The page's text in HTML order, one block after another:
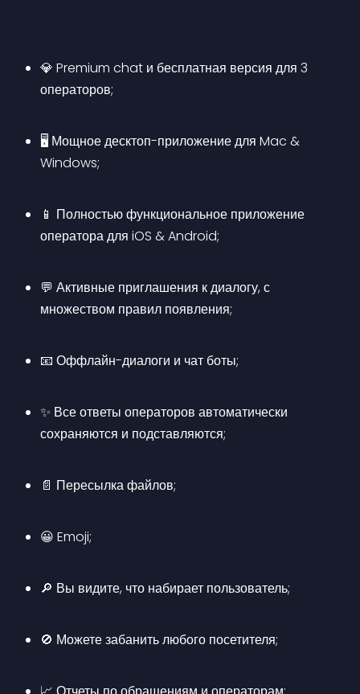
💎 Premium chat и бесплатная версия для 3
операторов;
🖥 Мощное десктоп-приложение для Mac &
Windows;
📱 Полностью функциональное приложение
оператора для iOS & Android;
💬 Активные приглашения к диалогу, с
множеством правил появления;
📧 Оффлайн-диалоги и чат боты;
✨ Все ответы операторов автоматически
сохраняются и подставляются;
📄 Пересылка файлов;
😀 Emoji;
🔎 Вы видите, что набирает пользователь;
🚫 Можете забанить любого посетителя;